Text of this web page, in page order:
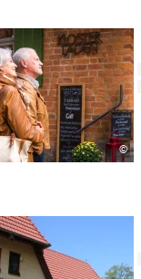
©